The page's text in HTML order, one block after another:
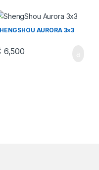
AURORA 3×3
6,500